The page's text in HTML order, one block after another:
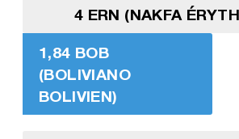
4 ERN (NAKFA
1,84 BOB
(BOLIVIANO
BOLIVIEN)